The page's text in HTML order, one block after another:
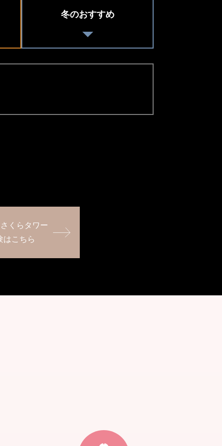
冬のおすすめ
くらタワー
はこちら